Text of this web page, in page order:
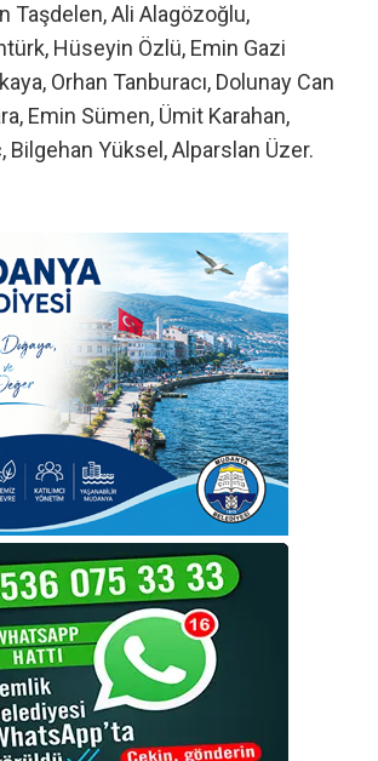
Taşdelen, Ali Alagözoğlu,
Hüseyin Özlü, Emin Gazi
Orhan Tanburacı, Dolunay Can
Emin Sümen, Ümit Karahan,
Bilgehan Yüksel, Alparslan Üzer.